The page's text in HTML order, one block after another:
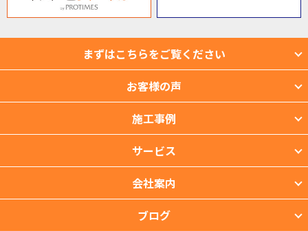
まずはこちらをご覧ください
お客様の声
施工事例
サービス
会社案内
ブログ